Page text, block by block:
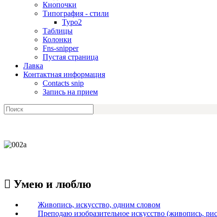
Кнопочки
Типография - стили
Typo2
Таблицы
Колонки
Fns-snipper
Пустая страница
Лавка
Контактная информация
Contacts snip
Запись на прием
 Умею и люблю
Живопись, искусство, одним словом
Преподаю изобразительное искусство (живопись,